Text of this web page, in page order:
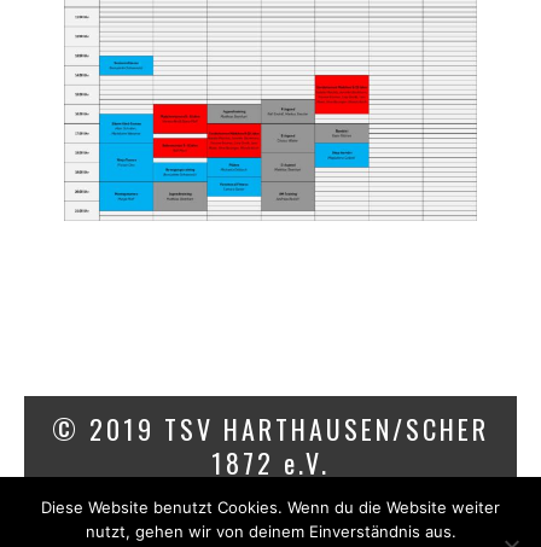
© 2019 TSV HARTHAUSEN/SCHER
1872 e.V.
IMPRESSUM DATENSCHUTZ
Diese Website benutzt Cookies. Wenn du die Website weiter
nutzt, gehen wir von deinem Einverständnis aus.